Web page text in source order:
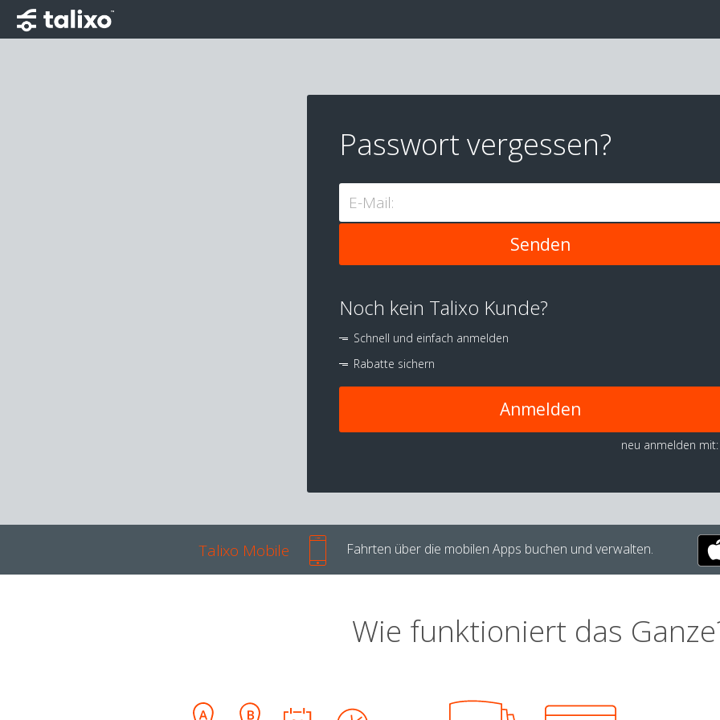
Passwort vergessen?
E-Mail:
Noch kein Talixo Kunde?
Schnell und einfach anmelden
Rabatte sichern
Anmelden
neu anmelden mit:
Talixo Mobile Fahrten über die mobilen Apps buchen und verwalten.
Wie funktioniert das